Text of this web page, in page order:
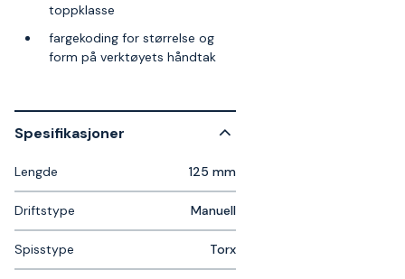
toppklasse
fargekoding for størrelse og
form på verktøyets håndtak
Spesifikasjoner
Lengde 125 mm
Driftstype Manuell
Spisstype Torx